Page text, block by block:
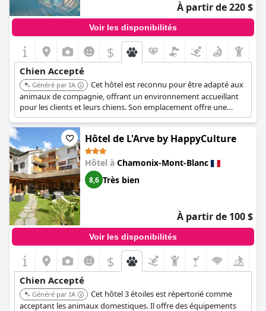
À partir de 220 $
Voir les disponibilités
$
Chien Accepté
Généré par IA
Cet hôtel est reconnu pour être adapté aux
animaux de compagnie, offrant un environnement accueillant
pour les clients et leurs chiens. Son emplacement offre une
expérience unique aux amateurs de montagne.
Hôtel de L'Arve by HappyCulture
Hôtel à Chamonix-Mont-Blanc
8,6 Très bien
À partir de 100 $
Voir les disponibilités
$
Chien Accepté
Généré par IA
Cet hôtel 3 étoiles est répertorié comme
acceptant les animaux domestiques. Il offre des équipements